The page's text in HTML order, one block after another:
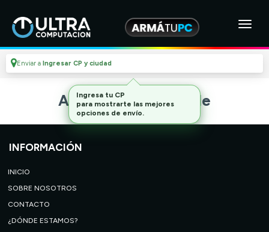
Enviar a Ingresar CP y ciudad
Artículo no disponible
INFORMACIÓN
INICIO
SOBRE NOSOTROS
CONTACTO
¿DÓNDE ESTAMOS?
Ingresa tu CP
para mostrarte las mejores
opciones de envío.